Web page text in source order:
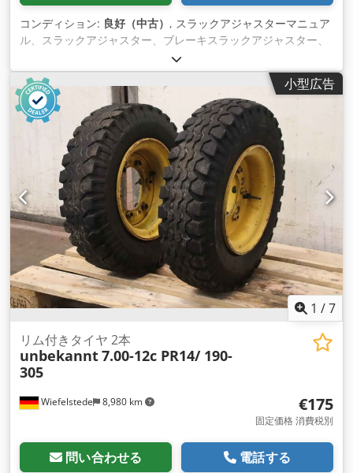
コンディション: 良好（中古） , スラックアジャスターマニュア
ル、スラックアジャスター、ブレーキスラックアジャスター、
ブレーキアジャスター -個数：5個 -価格：1枚あたり -寸法図。
310/160/H50 mm Dcsdpjc Ih Ttsfx Akkok -重量：3.6kg/個
小型広告
1 /7
Wiefelstede 8,980 km
リム付きタイヤ 2本
unbekannt7.00-12c PR14/ 190-
305
€175
固定価格 消費税別
問い合わせる 電話する